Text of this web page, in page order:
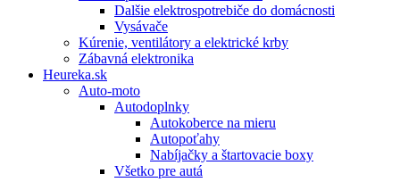
Dalšie elektrospotrebiče do domácnosti
Vysávače
Kúrenie, ventilátory a elektrické krby
Zábavná elektronika
Heureka.sk
Auto-moto
Autodoplnky
Autokoberce na mieru
Autopoťahy
Nabíjačky a štartovacie boxy
Všetko pre autá